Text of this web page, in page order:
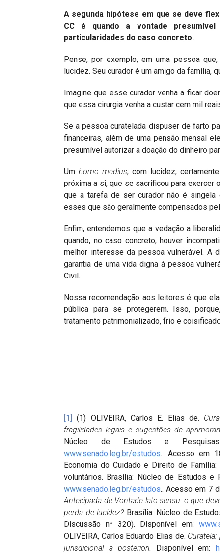
A segunda hipótese em que se deve
CC é quando a vontade
particularidades do caso concreto.
Pense, por exemplo, em uma pessoa
lucidez. Seu curador é um amigo da família,
Imagine que esse curador venha a ficar
que essa cirurgia venha a custar cem mil
Se a pessoa curatelada dispuser de farto
financeiras, além de uma pensão mensal
presumível autorizar a doação do dinheiro
Um homo medius, com lucidez,
próxima a si, que se sacrificou para exercer
que a tarefa de ser curador não é
esses que são geralmente compensados
Enfim, entendemos que a vedação a
quando, no caso concreto, houver
melhor interesse da pessoa vulnerável. A
garantia de uma vida digna à pessoa
Civil.
Nossa recomendação aos leitores é que
pública para se protegerem. Isso,
tratamento patrimonializado, frio e
[1] (1) OLIVEIRA, Carlos E. Elias de.
fragilidades legais e sugestões de
Núcleo de Estudos e Pesquisas/
www.senado.leg.br/estudos.. Acesso em
Economia do Cuidado e Direito de
voluntários. Brasília: Núcleo de Estudos e
www.senado.leg.br/estudos.. Acesso em 7
Antecipada de Vontade lato sensu: o que
perda de lucidez? Brasília: Núcleo de
Discussão nº 320). Disponível em:
OLIVEIRA, Carlos Eduardo Elias de.
jurisdicional a posteriori. Disponível em: